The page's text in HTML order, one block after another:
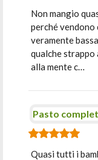
Non mangio
perché
veramente
qualche strappo
alla mente c…
Pasto
Quasi tutti i